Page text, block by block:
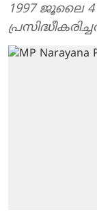
1997 ജൂലൈ 4